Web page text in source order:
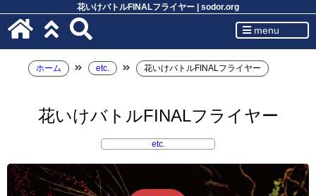
花いけバトルFINALフライヤー | sodor.org
menu
ホーム etc. 花いけバトルFINALフライヤー
花いけバトルFINALフライヤー
etc.